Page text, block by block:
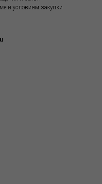
и условиям закупки